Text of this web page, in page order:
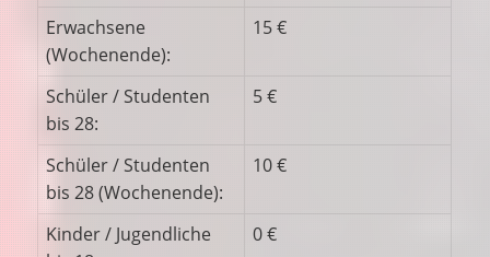
Erwachsene
(Wochenende):
15 €
Schüler / Studenten
bis 28:
5 €
Schüler / Studenten
bis 28 (Wochenende):
10 €
Kinder / Jugendliche
0 €